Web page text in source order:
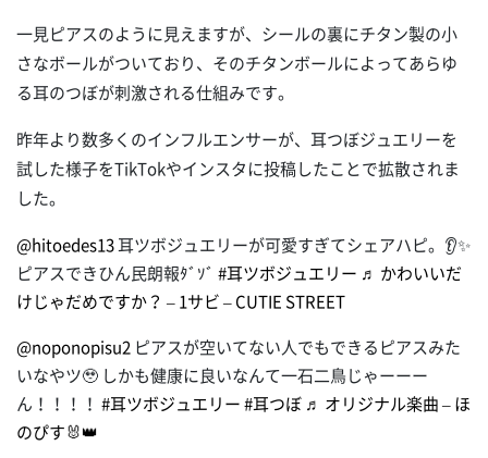
一見ピアスのように見えますが、シールの裏にチタン製の小
さなボールがついており、そのチタンボールによってあらゆ
る耳のつぼが刺激される仕組みです。
昨年より数多くのインフルエンサーが、耳つぼジュエリーを
試した様子をTikTokやインスタに投稿したことで拡散されま
した。
@hitoedes13耳ツボジュエリーが可愛すぎてシェアハピ。👂✨
ピアスできひん民朗報ﾀﾞｿﾞ #耳ツボジュエリー ♬ かわいいだ
けじゃだめですか？ – 1サビ – CUTIE STREET
@noponopisu2 ピアスが空いてない人でもできるピアスみた
いなやツ🥹 しかも健康に良いなんて一石二鳥じゃーーー
ん！！！！ #耳ツボジュエリー#耳つぼ ♬ オリジナル楽曲 – ほ
のぴす🐰👑